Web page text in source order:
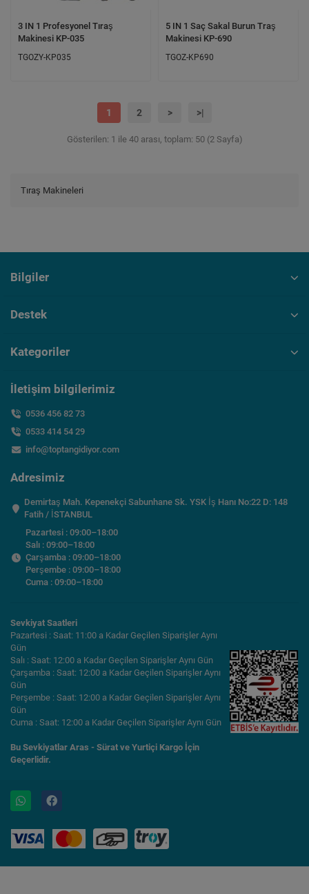
3 IN 1 Profesyonel Tıraş
Makinesi KP-035
TGOZY-KP035
5 IN 1 Saç Sakal Burun Traş
Makinesi KP-690
TGOZ-KP690
1 2 > >|
Gösterilen: 1 ile 40 arası, toplam: 50 (2 Sayfa)
Tıraş Makineleri
Bilgiler
Destek
Kategoriler
İletişim bilgilerimiz
0536 456 82 73
0533 414 54 29
info@toptangidiyor.com
Adresimiz
Demirtaş Mah. Kepenekçi Sabunhane Sk. YSK İş Hanı No:22 D: 148
Fatih / İSTANBUL
Pazartesi : 09:00–18:00
Salı : 09:00–18:00
Çarşamba : 09:00–18:00
Perşembe : 09:00–18:00
Cuma : 09:00–18:00
Sevkiyat Saatleri
Pazartesi : Saat: 11:00 a Kadar Geçilen Siparişler Aynı
Gün
Salı : Saat: 12:00 a Kadar Geçilen Siparişler Aynı Gün
Çarşamba : Saat: 12:00 a Kadar Geçilen Siparişler Aynı
Gün
Perşembe : Saat: 12:00 a Kadar Geçilen Siparişler Aynı
Gün
Cuma : Saat: 12:00 a Kadar Geçilen Siparişler Aynı Gün
Bu Sevkiyatlar Aras - Sürat ve Yurtiçi Kargo İçin
Geçerlidir.